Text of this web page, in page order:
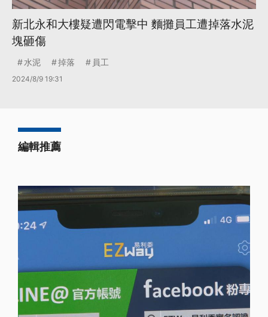
新北永和大樓疑遭閃電擊中 麵攤員工遭掉落水泥
塊砸傷
水泥 掉落 員工
2024/8/9 19:31
編輯推薦